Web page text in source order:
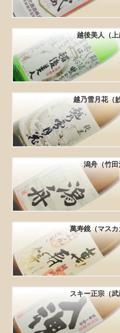
越後美人（上
越乃雪月花（
潟舟（竹田
萬寿鏡（マスカ
スキー正宗（武